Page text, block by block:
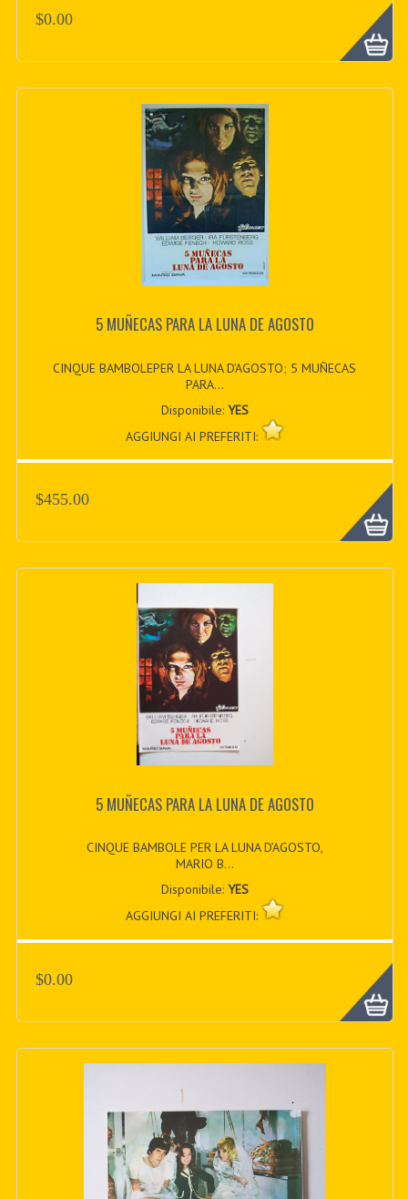
$0.00
5 MUÑECAS PARA LA LUNA DE AGOSTO
CINQUE BAMBOLEPER LA LUNA D’AGOSTO; 5 MUÑECAS
PARA...
Disponibile: YES
AGGIUNGI AI PREFERITI:
$455.00
5 MUÑECAS PARA LA LUNA DE AGOSTO
CINQUE BAMBOLE PER LA LUNA D’AGOSTO,
MARIO B...
Disponibile: YES
AGGIUNGI AI PREFERITI:
$0.00